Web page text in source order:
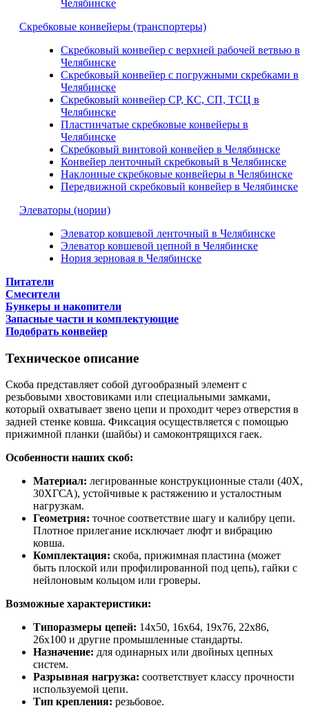
Челябинске
Скребковые конвейеры (транспортеры)
Скребковый конвейер с верхней рабочей ветвью в
Челябинске
Скребковый конвейер с погружными скребками в
Челябинске
Скребковый конвейер СР, КС, СП, ТСЦ в
Челябинске
Пластинчатые скребковые конвейеры в
Челябинске
Скребковый винтовой конвейер в Челябинске
Конвейер ленточный скребковый в Челябинске
Наклонные скребковые конвейеры в Челябинске
Передвижной скребковый конвейер в Челябинске
Элеваторы (нории)
Элеватор ковшевой ленточный в Челябинске
Элеватор ковшевой цепной в Челябинске
Нория зерновая в Челябинске
Питатели
Смесители
Бункеры и накопители
Запасные части и комплектующие
Подобрать конвейер
Техническое описание
Скоба представляет собой дугообразный элемент с
резьбовыми хвостовиками или специальными замками,
который охватывает звено цепи и проходит через отверстия в
задней стенке ковша. Фиксация осуществляется с помощью
прижимной планки (шайбы) и самоконтрящихся гаек.
Особенности наших скоб:
Материал: легированные конструкционные стали (40Х,
30ХГСА), устойчивые к растяжению и усталостным
нагрузкам.
Геометрия: точное соответствие шагу и калибру цепи.
Плотное прилегание исключает люфт и вибрацию
ковша.
Комплектация: скоба, прижимная пластина (может
быть плоской или профилированной под цепь), гайки с
нейлоновым кольцом или гроверы.
Возможные характеристики:
Типоразмеры цепей: 14х50, 16х64, 19х76, 22х86,
26х100 и другие промышленные стандарты.
Назначение: для одинарных или двойных цепных
систем.
Разрывная нагрузка: соответствует классу прочности
используемой цепи.
Тип крепления: резьбовое.